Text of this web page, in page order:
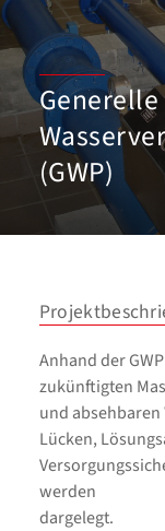
Generelle
(GWP)
Anhand der
zukünftigten
und
Lücken,
werden
dargelegt.